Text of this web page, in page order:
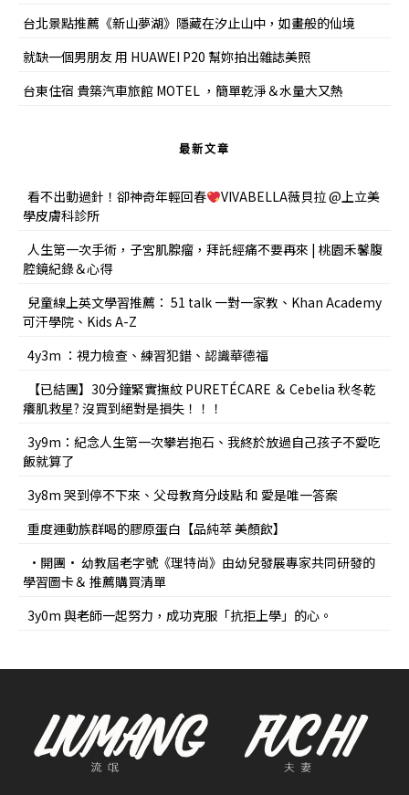
台北景點推薦《新山夢湖》隱藏在汐止山中，如畫般的仙境
就缺一個男朋友 用 HUAWEI P20 幫妳拍出雜誌美照
台東住宿 貴築汽車旅館 MOTEL ，簡單乾淨＆水量大又熱
最新文章
看不出動過針！卻神奇年輕回春
VIVABELLA薇貝拉 @上立美
學皮膚科診所
人生第一次手術，子宮肌腺瘤，拜託經痛不要再來 | 桃園禾馨腹
腔鏡紀錄＆心得
兒童線上英文學習推薦： 51 talk 一對一家教、Khan Academy
可汗學院、Kids A-Z
4y3m ：視力檢查、練習犯錯、認識華德福
【已結團】30分鐘緊實撫紋 PURETÉCARE ＆ Cebelia 秋冬乾
癢肌救星? 沒買到絕對是損失！！！
3y9m：紀念人生第一次攀岩抱石、我終於放過自己孩子不愛吃
飯就算了
3y8m 哭到停不下來、父母教育分歧點 和 愛是唯一答案
重度運動族群喝的膠原蛋白【品純萃 美顏飲】
•開團• 幼教屆老字號《理特尚》由幼兒發展專家共同研發的
學習圖卡＆ 推薦購買清單
3y0m 與老師一起努力，成功克服「抗拒上學」的心。